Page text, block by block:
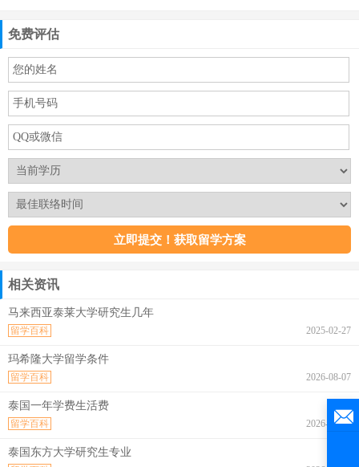
免费评估
相关资讯
马来西亚泰莱大学研究生几年
2025-02-27
留学百科
玛希隆大学留学条件
2026-08-07
留学百科
泰国一年学费生活费
2026-08-07
留学百科
泰国东方大学研究生专业